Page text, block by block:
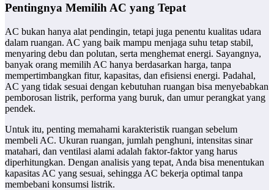
Pentingnya Memilih AC yang Tepat
AC bukan hanya alat pendingin, tetapi juga penentu kualitas udara
dalam ruangan. AC yang baik mampu menjaga suhu tetap stabil,
menyaring debu dan polutan, serta menghemat energi. Sayangnya,
banyak orang memilih AC hanya berdasarkan harga, tanpa
mempertimbangkan fitur, kapasitas, dan efisiensi energi. Padahal,
AC yang tidak sesuai dengan kebutuhan ruangan bisa menyebabkan
pemborosan listrik, performa yang buruk, dan umur perangkat yang
pendek.
Untuk itu, penting memahami karakteristik ruangan sebelum
membeli AC. Ukuran ruangan, jumlah penghuni, intensitas sinar
matahari, dan ventilasi alami adalah faktor-faktor yang harus
diperhitungkan. Dengan analisis yang tepat, Anda bisa menentukan
kapasitas AC yang sesuai, sehingga AC bekerja optimal tanpa
membebani konsumsi listrik.